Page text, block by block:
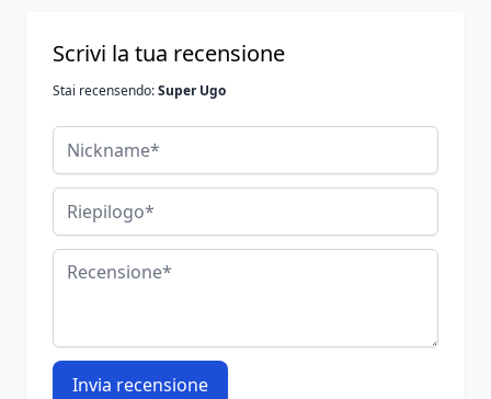
Scrivi la tua recensione
Stai recensendo:Super Ugo
Nickname
Riepilogo
Recensione
Invia recensione